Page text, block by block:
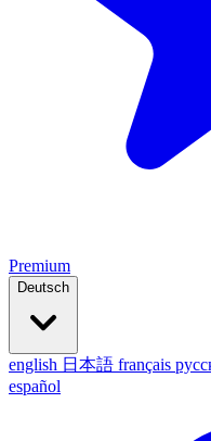
Premium
Deutsch
english 日本語 français
español